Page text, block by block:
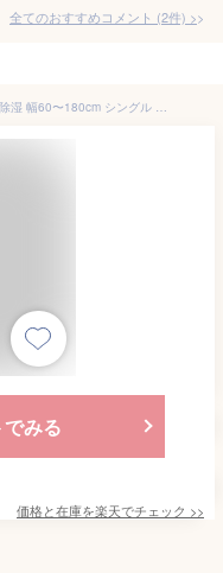
全てのおすすめコメント (2件) >
マットレス 折りたたみ 高反発 竹炭消臭・除湿 幅60〜180cm シングル セミシングル セミダブル ダブル クイーン キング 敷布団 三つ折り 極厚 ベッドマット 折り畳み 腰痛 来客用 車中泊 洗える 厚10cm
みる
価格と在庫を楽天でチェック >>